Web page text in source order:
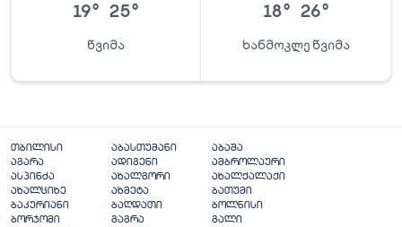
19° 25°
წვიმა
18° 26°
ხანმოკლე წვიმა
თბილისი აბასთუმანი
აბაშა
აგარა
ადიგენი
ამბროლაური
ასპინძა
ახალგორი
ახალქალაქი
ახალციხე
ახმეტა
ბათუმი
ბაკურიანი
ბაღდათი
ბოლნისი
ბორჯომი
გაგრა
გალი